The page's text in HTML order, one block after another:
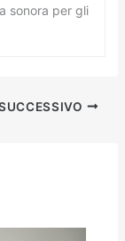
sonora per gli